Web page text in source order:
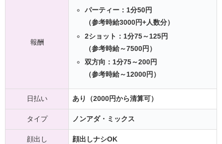
報酬
パーティー：1分50円
（参考時給3000円+人数分）
2ショット：1分75～125円
（参考時給～7500円）
双方向：1分75～200円
（参考時給～12000円）
日払い あり（2000円から清算可）
タイプ ノンアダ・ミックス
顔出し 顔出しナシOK